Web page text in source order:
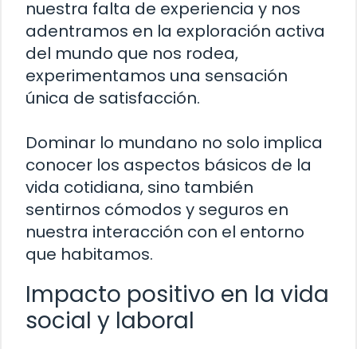
nuestra falta de experiencia y nos
adentramos en la exploración activa
del mundo que nos rodea,
experimentamos una sensación
única de satisfacción.
Dominar lo mundano no solo implica
conocer los aspectos básicos de la
vida cotidiana, sino también
sentirnos cómodos y seguros en
nuestra interacción con el entorno
que habitamos.
Impacto positivo en la vida
social y laboral